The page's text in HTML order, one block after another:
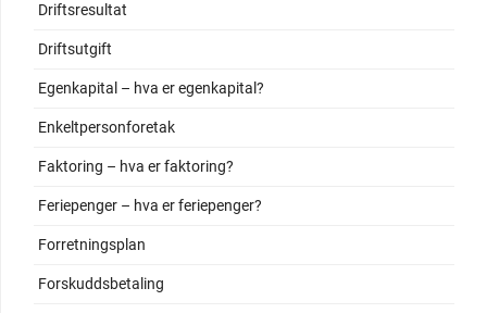
Driftsresultat
Driftsutgift
Egenkapital – hva er egenkapital?
Enkeltpersonforetak
Faktoring – hva er faktoring?
Feriepenger – hva er feriepenger?
Forretningsplan
Forskuddsbetaling